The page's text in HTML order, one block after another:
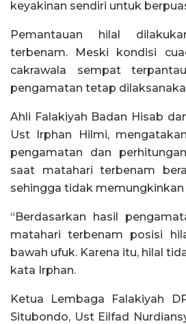
keyakinan sendiri untuk
Pemantauan hilal
terbenam. Meski kondisi
cakrawala sempat
pengamatan tetap
Ahli Falakiyah Badan Hisab
Ust Irphan Hilmi,
pengamatan dan
saat matahari terbenam
sehingga tidak
“Berdasarkan hasil
matahari terbenam posisi
bawah ufuk. Karena itu, hilal
kata Irphan.
Ketua Lembaga Falakiyah
Situbondo, Ust Eilfad